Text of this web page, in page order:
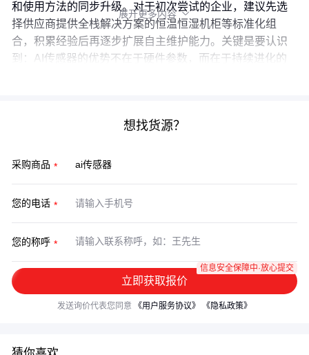
和使用方法的同步升级。对于初次尝试的企业，建议先选
择供应商提供全栈解决方案的恒温恒湿机柜等标准化组
合，积累经验后再逐步扩展自主维护能力。关键是要认识
到：AI传感器的优势不在于硬件参数，而在于持续进化的
展开更多内容 
想找货源？
采购商品
您的电话
您的称呼
立即获取报价
信息安全保障中·放心提交
发送询价代表您同意 《用户服务协议》 《隐私政策》